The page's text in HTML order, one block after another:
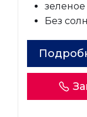
зеленое
Без